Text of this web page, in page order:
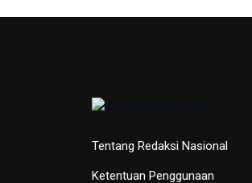
Tentang Redaksi Nasional
Ketentuan Penggunaan